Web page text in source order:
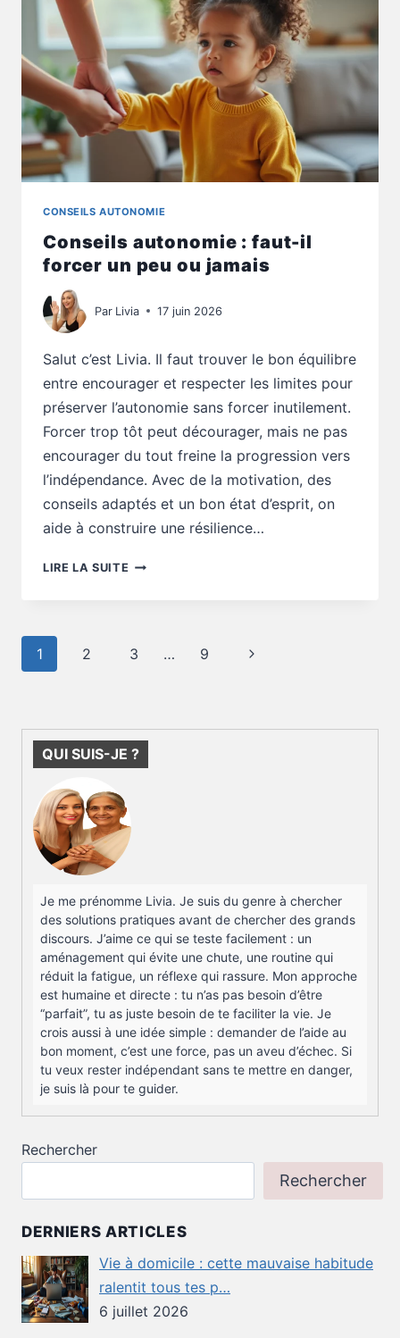
ROUILLÉ
CONSEILS AUTONOMIE
Conseils autonomie : faut-il
forcer un peu ou jamais
Par Livia 17 juin 2026
Salut c’est Livia. Il faut trouver le bon équilibre
entre encourager et respecter les limites pour
préserver l’autonomie sans forcer inutilement.
Forcer trop tôt peut décourager, mais ne pas
encourager du tout freine la progression vers
l’indépendance. Avec de la motivation, des
conseils adaptés et un bon état d’esprit, on
aide à construire une résilience…
LIRE LA SUITE CONSEILS
FORCER
JAMAIS
Navigation
de
1 2 3 … 9
Page
QUI SUIS-JE ?
Je me prénomme Livia. Je suis du genre à chercher
des solutions pratiques avant de chercher des grands
discours. J’aime ce qui se teste facilement : un
aménagement qui évite une chute, une routine qui
réduit la fatigue, un réflexe qui rassure. Mon approche
est humaine et directe : tu n’as pas besoin d’être
“parfait”, tu as juste besoin de te faciliter la vie. Je
crois aussi à une idée simple : demander de l’aide au
bon moment, c’est une force, pas un aveu d’échec. Si
tu veux rester indépendant sans te mettre en danger,
je suis là pour te guider.
Rechercher
Rechercher
DERNIERS ARTICLES
Vie à domicile : cette mauvaise habitude
ralentit tous tes p…
6 juillet 2026